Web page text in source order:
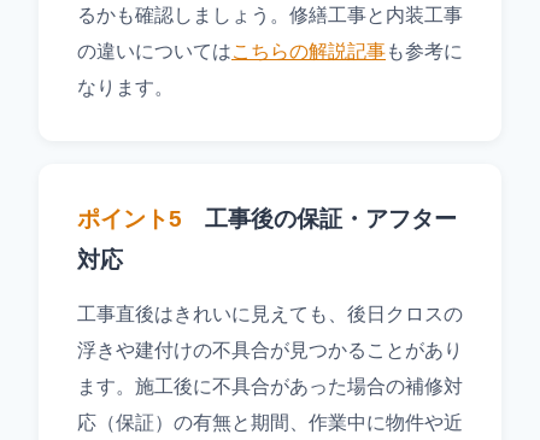
るかも確認しましょう。修繕工事と内装工事
の違いについてはこちらの解説記事も参考に
なります。
ポイント5 工事後の保証・アフター
対応
工事直後はきれいに見えても、後日クロスの
浮きや建付けの不具合が見つかることがあり
ます。施工後に不具合があった場合の補修対
応（保証）の有無と期間、作業中に物件や近